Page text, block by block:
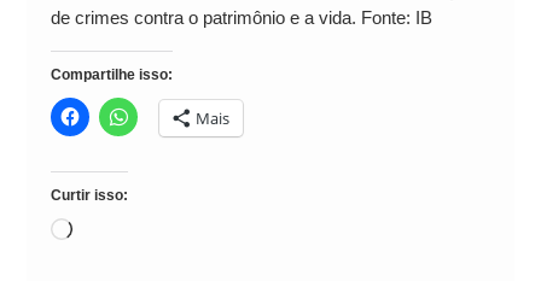
de crimes contra o patrimônio e a vida. Fonte: IB
Compartilhe isso:
Mais
Curtir isso:
Carregando...